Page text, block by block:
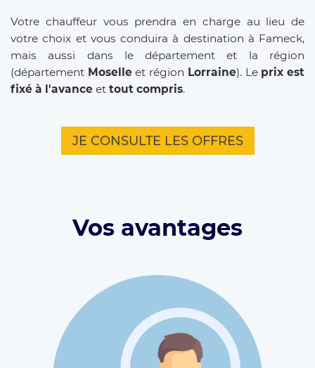
Votre chauffeur vous prendra en charge au lieu de
votre choix et vous conduira à destination à Fameck,
mais aussi dans le département et la région
(département Moselleet région Lorraine). Le prix est
fixé à l'avance et tout compris.
JE CONSULTE LES OFFRES
Vos avantages